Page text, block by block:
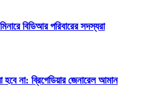
বিডিআর পরিবারের সদস্যরা
হবে না: ব্রিগেডিয়ার জেনারেল আমান